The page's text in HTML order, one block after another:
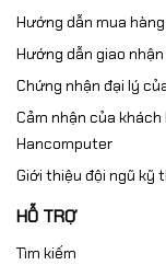
Hướng dẫn mua hàng
Hướng dẫn giao nhận
Chứng nhận đại lý
Cảm nhận của
Hancomputer
Giới thiệu đội ngũ kỹ
HỖ TRỢ
Tìm kiếm